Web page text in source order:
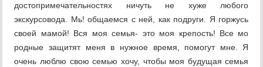
достопримечательностях ничуть не хуже любого
экскурсовода. Мь! общаемся с ней, как подруги. Я горжусь
своей мамой! Вся моя семья- это моя крепость! Все мо
родные защитят меня в нужное время, помогут мне. Я
очень люблю свою семью хочу, чтобы моя будущая семья